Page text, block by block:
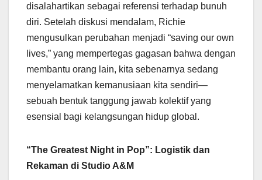
disalahartikan sebagai referensi terhadap bunuh
diri. Setelah diskusi mendalam, Richie
mengusulkan perubahan menjadi “saving our own
lives,” yang mempertegas gagasan bahwa dengan
membantu orang lain, kita sebenarnya sedang
menyelamatkan kemanusiaan kita sendiri—
sebuah bentuk tanggung jawab kolektif yang
esensial bagi kelangsungan hidup global.
“The Greatest Night in Pop”: Logistik dan
Rekaman di Studio A&M